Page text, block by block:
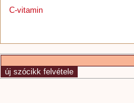
C-vitamin